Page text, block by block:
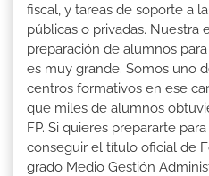
fiscal, y tareas de soporte a
públicas o privadas. Nuestra
preparación de alumnos
es muy grande. Somos uno
centros formativos en ese
que miles de alumnos
FP. Si quieres prepararte
conseguir el título oficial de
grado Medio Gestión